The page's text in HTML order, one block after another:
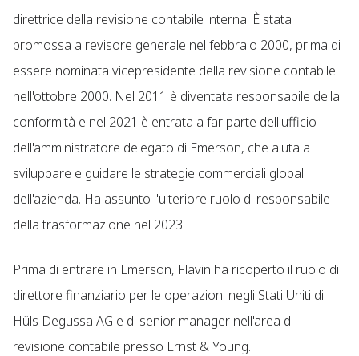
direttrice della revisione contabile interna. È stata
promossa a revisore generale nel febbraio 2000, prima di
essere nominata vicepresidente della revisione contabile
nell'ottobre 2000. Nel 2011 è diventata responsabile della
conformità e nel 2021 è entrata a far parte dell'ufficio
dell'amministratore delegato di Emerson, che aiuta a
sviluppare e guidare le strategie commerciali globali
dell'azienda. Ha assunto l'ulteriore ruolo di responsabile
della trasformazione nel 2023.
Prima di entrare in Emerson, Flavin ha ricoperto il ruolo di
direttore finanziario per le operazioni negli Stati Uniti di
Hüls Degussa AG e di senior manager nell'area di
revisione contabile presso Ernst & Young.